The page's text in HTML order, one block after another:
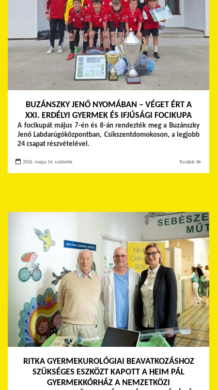
BUZÁNSZKY JENŐ NYOMÁBAN – VÉGET ÉRT A
XXI. ERDÉLYI GYERMEK ÉS IFJÚSÁGI FOCIKUPA
A focikupát május 7-én és 8-án rendezték meg a Buzánszky
Jenő Labdarúgóközpontban, Csíkszentdomokoson, a legjobb
24 csapat részvételével.
2026. május 14. csütörtök Tovább ≫
RITKA GYERMEKUROLÓGIAI BEAVATKOZÁSHOZ
SZÜKSÉGES ESZKÖZT KAPOTT A HEIM PÁL
GYERMEKKÓRHÁZ A NEMZETKÖZI